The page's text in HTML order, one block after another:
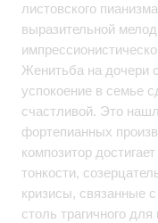
листовского
выразительной
Женитьба на дочери
успокоение в семье
счастливой. Это
фортепианных
композитор
тонкости,
кризисы, связанные
столь трагичного